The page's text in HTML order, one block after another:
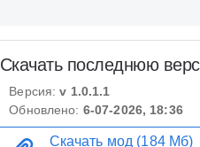
Скачать последнюю
Версия:v 1.0.1.1
Обновлено: 6-07-2026, 18:36
Скачать мод (184 Мб)